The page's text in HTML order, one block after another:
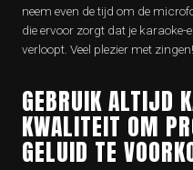
neem even de tijd om de
die ervoor zorgt dat je karaoke-
verloopt. Veel plezier met zingen!
GEBRUIK ALTIJD
KWALITEIT OM
GELUID TE